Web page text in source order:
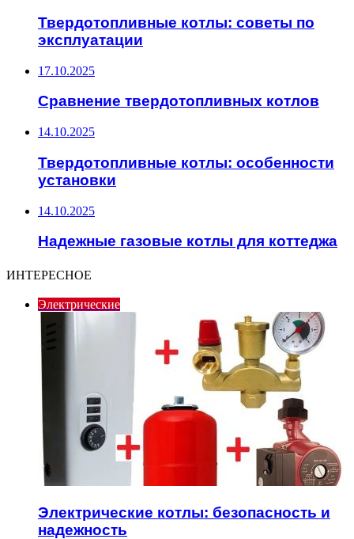
Твердотопливные котлы: советы по
эксплуатации
17.10.2025
Сравнение твердотопливных котлов
14.10.2025
Твердотопливные котлы: особенности
установки
14.10.2025
Надежные газовые котлы для коттеджа
ИНТЕРЕСНОЕ
Электрические
Электрические котлы: безопасность и
надежность